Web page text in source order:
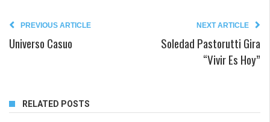
PREVIOUS ARTICLE
Universo Casuo
NEXT ARTICLE
Soledad Pastorutti Gira
“Vivir Es Hoy”
RELATED POSTS